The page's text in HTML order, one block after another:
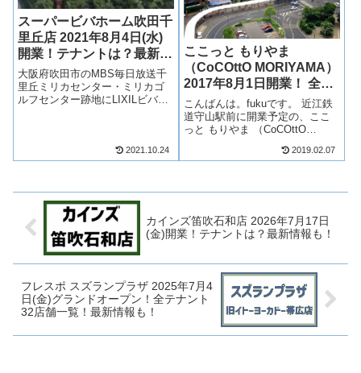
スーパービバホーム吹田千
里丘店 2021年8月4日(水)
開業！テナントは？最新情
報も！
大阪府吹田市のMBS毎日放送千
里丘ミリカセンター・ミリカゴ
ルフセンター跡地にLIXILビバの
ームは地域最大の品ぞろえを誇
るホームセンターとして出店...
2021.10.24
ここっと もりやま
（CoCOttO MORIYAMA）
2017年8月1日開業！ 全テ
ナント一覧！
こんばんは。fukuです。 近江鉄
道守山駅前に開業予定の、ここ
っと もりやま （CoCOttO
は決まっていませんが、テナン
りやま （CoCOt...
2019.02.07
カインズ笛吹石和店 2026年7月17日
(金)開業！テナントは？最新情報も！
フレスポ スズランプラザ 2025年7月4
日(金)グランドオープン！全テナント
32店舗一覧！最新情報も！